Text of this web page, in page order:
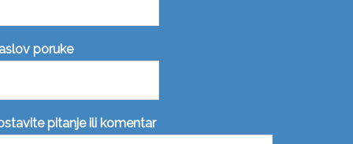
poruke
pitanje ili komentar